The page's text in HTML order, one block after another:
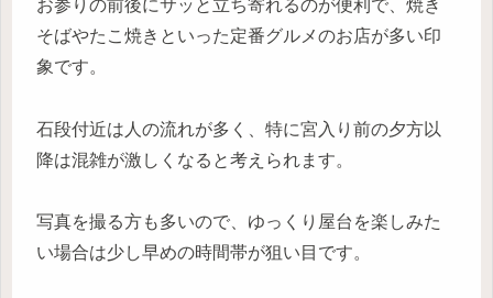
お参りの前後にサッと立ち寄れるのが便利で、焼き
そばやたこ焼きといった定番グルメのお店が多い印
象です。
石段付近は人の流れが多く、特に宮入り前の夕方以
降は混雑が激しくなると考えられます。
写真を撮る方も多いので、ゆっくり屋台を楽しみた
い場合は少し早めの時間帯が狙い目です。